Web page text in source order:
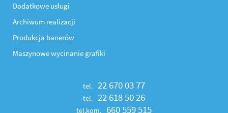
Dodatkowe usługi
Archiwum realizacji
Produkcja banerów
Maszynowe wycinanie grafiki
tel. 22 670 03 77
tel. 22 618 50 26
tel.kom. 660 559 515